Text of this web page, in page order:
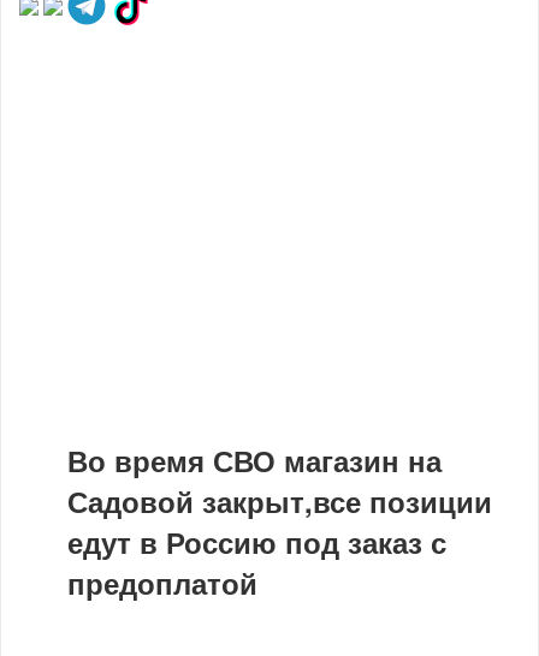
Во время СВО магазин на
Садовой закрыт,все позиции
едут в Россию под заказ с
предоплатой